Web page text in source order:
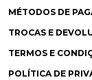
MÉTODOS DE
TROCAS E
TERMOS E
POLÍTICA DE